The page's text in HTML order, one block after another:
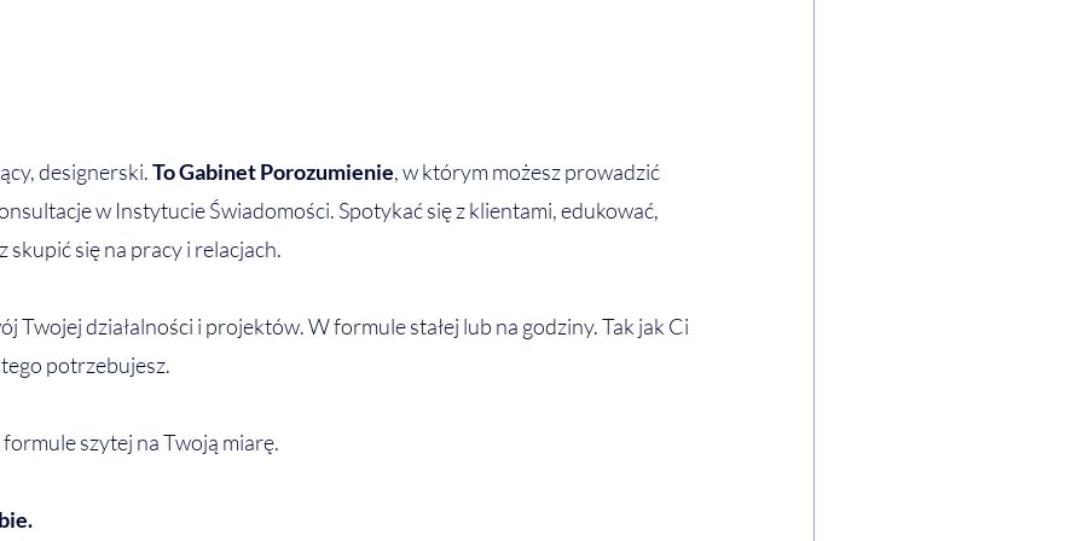
designerski. To Gabinet Porozumienie, w którym możesz prowadzić
w Instytucie Świadomości. Spotykać się z klientami, edukować,
się na pracy i relacjach.
Twojej działalności i projektów. W formule stałej lub na godziny. Tak jak Ci
potrzebujesz.
szytej na Twoją miarę.